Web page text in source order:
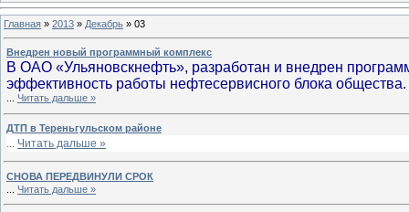
Главная » 2013 » Декабрь » 03
Внедрен новый программный комплекс
В ОАО «Ульяновскнефть», разработан и внедрен
эффективность работы нефтесервисного блока общества.
Читать дальше »
ДТП в Тереньгульском районе
... Читать дальше »
СНОВА ПЕРЕДВИНУЛИ СРОК
Читать дальше »